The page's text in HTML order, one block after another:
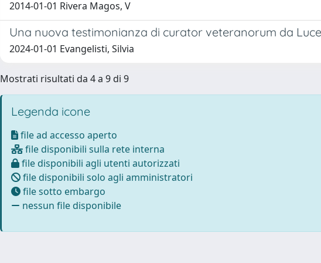
2014-01-01 Rivera Magos, V
Una nuova testimonianza di curator veteranorum da
2024-01-01 Evangelisti, Silvia
Mostrati risultati da 4 a 9 di 9
Legenda icone
file ad accesso aperto
file disponibili sulla rete interna
file disponibili agli utenti autorizzati
file disponibili solo agli amministratori
file sotto embargo
nessun file disponibile